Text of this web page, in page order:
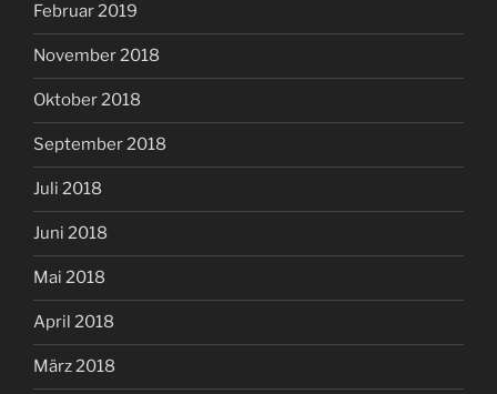
Februar 2019
November 2018
Oktober 2018
September 2018
Juli 2018
Juni 2018
Mai 2018
April 2018
März 2018